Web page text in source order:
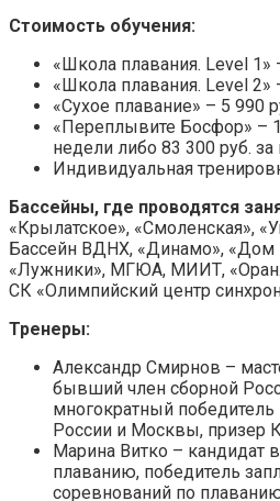
Стоимость обучения:
«Школа плавания. Level 1»
«Школа плавания. Level 2»
«Сухое плавание» – 5 990
«Переплывите Босфор» –
недели либо 83 300 руб.
Индивидуальная
Бассейны, где проводятся
«Крылатское», «Смоленская»,
Бассейн ВДНХ, «Динамо»,
«Лужники», МГЮА, МИИТ,
СК «Олимпийский центр
Тренеры:
Александр Смирнов –
бывший член сборной
многократный
России и Москвы, призер
Марина Витко – кандидат
плаванию, победитель
соревнований по